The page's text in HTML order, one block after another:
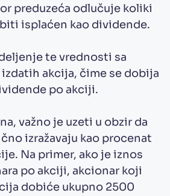
preduzeća odlučuje koliki
isplaćen kao dividende.
te vrednosti sa
akcija, čime se dobija
po akciji.
važno je uzeti u obzir da
izražavaju kao procenat
Na primer, ako je iznos
po akciji, akcionar koji
dobiće ukupno 2500